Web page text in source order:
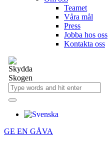
Teamet
Våra mål​
Press
Jobba hos oss
Kontakta oss
GE EN GÅVA